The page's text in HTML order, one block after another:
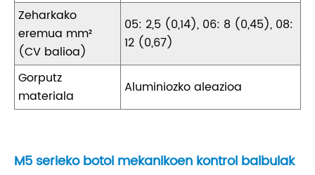
Zeharkako
eremua mm²
(CV balioa)
05: 2,5 (0,14), 06: 8 (0,45), 08:
12 (0,67)
Gorputz
materiala
Aluminiozko aleazioa
M5 serieko botoi mekanikoen kontrol balbulak